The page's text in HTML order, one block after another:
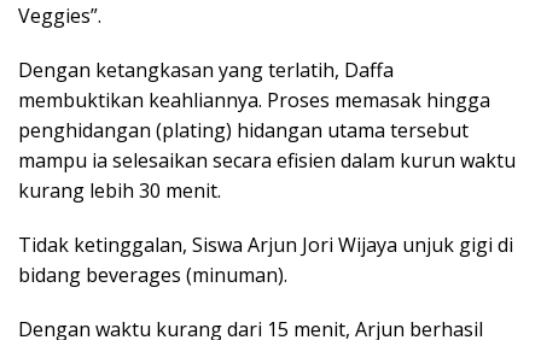
Veggies”.
Dengan ketangkasan yang terlatih, Daffa
membuktikan keahliannya. Proses memasak hingga
penghidangan (plating) hidangan utama tersebut
mampu ia selesaikan secara efisien dalam kurun waktu
kurang lebih 30 menit.
Tidak ketinggalan, Siswa Arjun Jori Wijaya unjuk gigi di
bidang beverages (minuman).
Dengan waktu kurang dari 15 menit, Arjun berhasil